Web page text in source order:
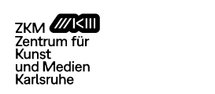
zum
Inhalt